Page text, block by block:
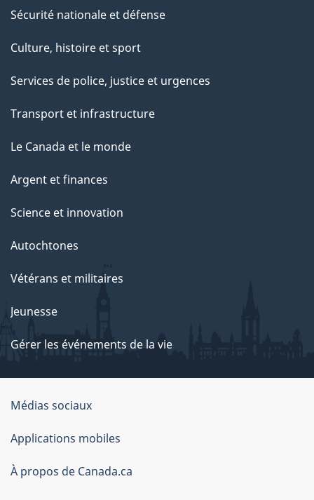
Sécurité nationale et défense
Culture, histoire et sport
Services de police, justice et urgences
Transport et infrastructure
Le Canada et le monde
Argent et finances
Science et innovation
Autochtones
Vétérans et militaires
Jeunesse
Gérer les événements de la vie
Organisation
du
gouvernement
du
Médias sociaux
Applications mobiles
À propos de Canada.ca